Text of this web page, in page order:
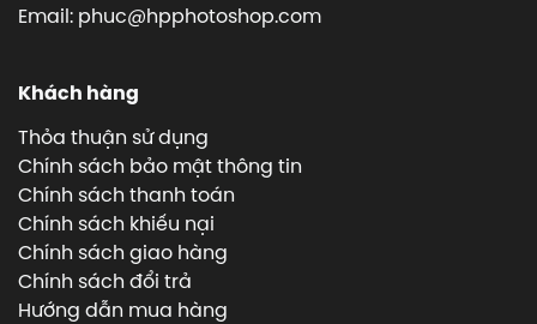
Email: phuc@hpphotoshop.com
Khách hàng
Thỏa thuận sử dụng
Chính sách bảo mật thông tin
Chính sách thanh toán
Chính sách khiếu nại
Chính sách giao hàng
Chính sách đổi trả
Hướng dẫn mua hàng